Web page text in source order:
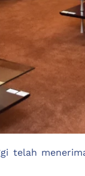
telah